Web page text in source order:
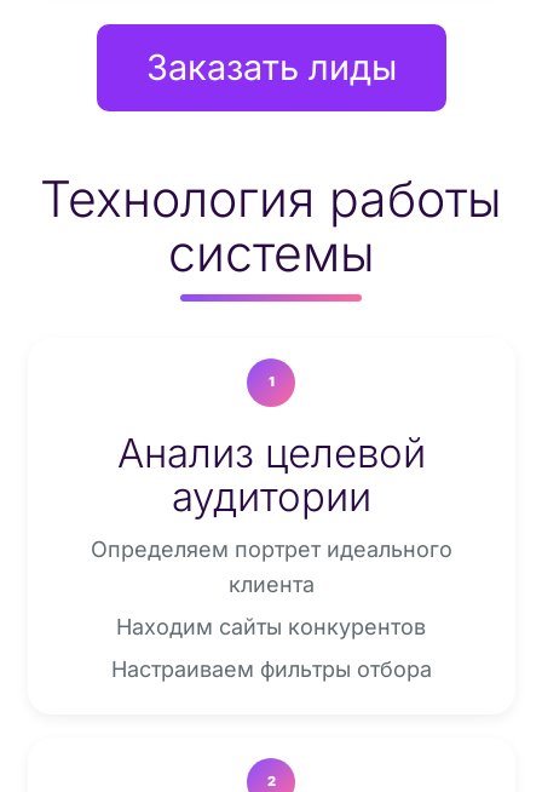
Заказать лиды
Технология работы
системы
1
Анализ целевой
аудитории
Определяем портрет идеального
клиента
Находим сайты конкурентов
Настраиваем фильтры отбора
2